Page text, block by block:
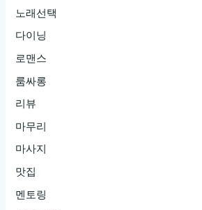
노래선택
다이닝
로맨스
룸싸롱
리뷰
마무리
마사지
맛집
멘토링